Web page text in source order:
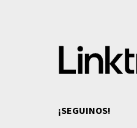
¡SEGUINOS!